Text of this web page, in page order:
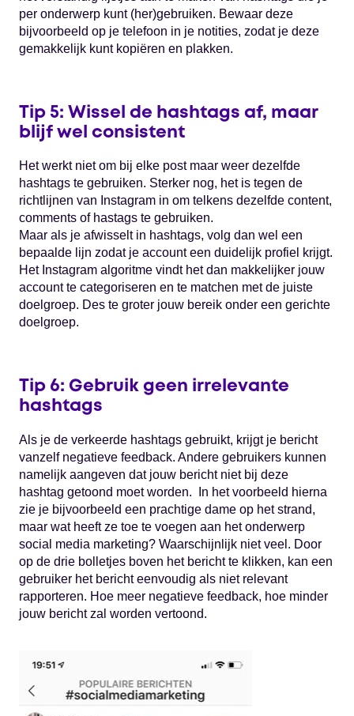
per onderwerp kunt (her)gebruiken. Bewaar deze
bijvoorbeeld op je telefoon in je notities, zodat je deze
gemakkelijk kunt kopiëren en plakken.
Tip 5: Wissel de hashtags af, maar
blijf wel consistent
Het werkt niet om bij elke post maar weer dezelfde
hashtags te gebruiken. Sterker nog, het is tegen de
richtlijnen van Instagram in om telkens dezelfde content,
comments of hastags te gebruiken.
Maar als je afwisselt in hashtags, volg dan wel een
bepaalde lijn zodat je account een duidelijk profiel krijgt.
Het Instagram algoritme vindt het dan makkelijker jouw
account te categoriseren en te matchen met de juiste
doelgroep. Des te groter jouw bereik onder een gerichte
doelgroep.
Tip 6: Gebruik geen irrelevante
hashtags
Als je de verkeerde hashtags gebruikt, krijgt je bericht
vanzelf negatieve feedback. Andere gebruikers kunnen
namelijk aangeven dat jouw bericht niet bij deze
hashtag getoond moet worden. In het voorbeeld hierna
zie je bijvoorbeeld een prachtige dame op het strand,
maar wat heeft ze toe te voegen aan het onderwerp
social media marketing? Waarschijnlijk niet veel. Door
op de drie bolletjes boven het bericht te klikken, kan een
gebruiker het bericht eenvoudig als niet relevant
rapporteren. Hoe meer negatieve feedback, hoe minder
jouw bericht zal worden vertoond.